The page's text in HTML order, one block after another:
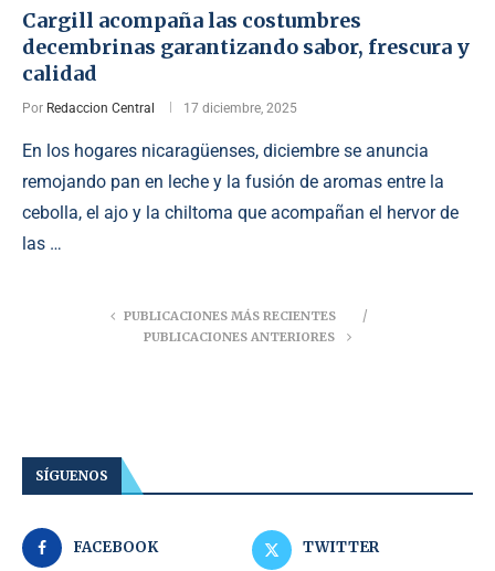
Cargill acompaña las costumbres
decembrinas garantizando sabor, frescura y
calidad
Por Redaccion Central 17 diciembre, 2025
En los hogares nicaragüenses, diciembre se anuncia
remojando pan en leche y la fusión de aromas entre la
cebolla, el ajo y la chiltoma que acompañan el hervor de
las …
PUBLICACIONES MÁS RECIENTES
PUBLICACIONES ANTERIORES
SÍGUENOS
FACEBOOK TWITTER